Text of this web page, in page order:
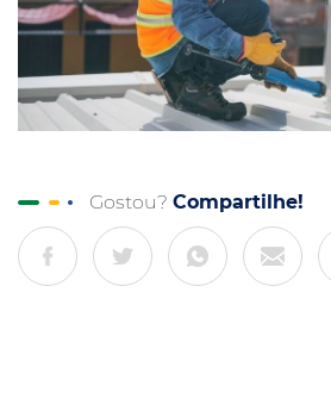
Gostou? Compartilhe!